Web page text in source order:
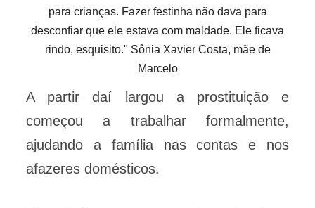
para crianças. Fazer festinha não dava para
desconfiar que ele estava com maldade. Ele ficava
rindo, esquisito." Sônia Xavier Costa, mãe de
Marcelo
A partir daí largou a prostituição e
começou a trabalhar formalmente,
ajudando a família nas contas e nos
afazeres domésticos.